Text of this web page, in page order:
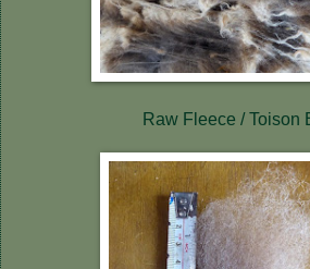
Raw Fleece / Toison